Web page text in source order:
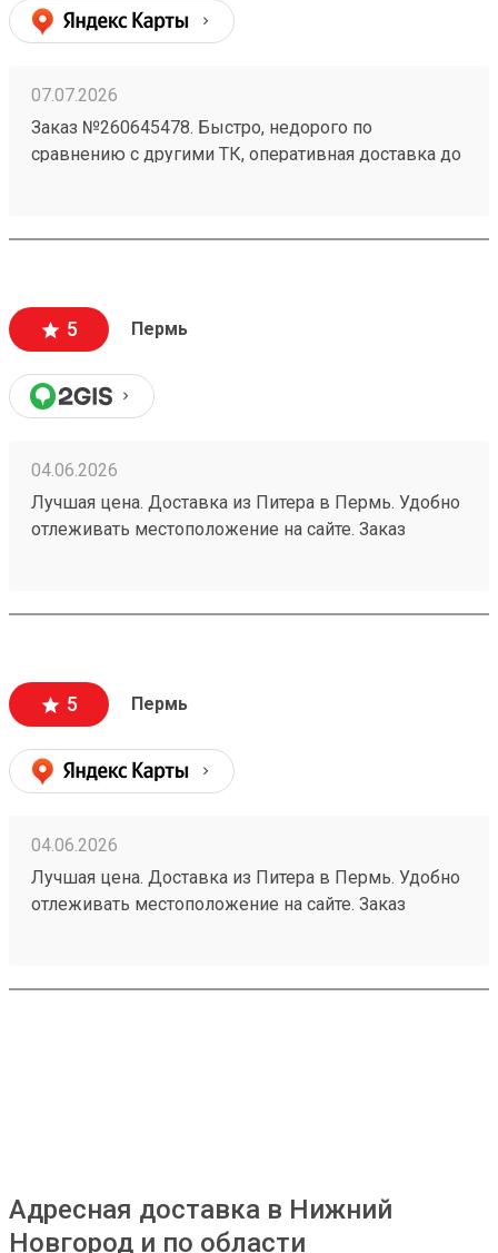
07.07.2026
Заказ №260645478. Быстро, недорого по
сравнению с другими ТК, оперативная доставка до
5 Пермь
04.06.2026
Лучшая цена. Доставка из Питера в Пермь. Удобно
отлеживать местоположение на сайте. Заказ
5 Пермь
04.06.2026
Лучшая цена. Доставка из Питера в Пермь. Удобно
отлеживать местоположение на сайте. Заказ
Адресная доставка в Нижний
Новгород и по области